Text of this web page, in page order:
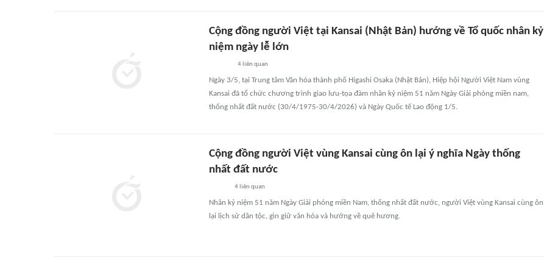
Cộng đồng người Việt tại Kansai (Nhật Bản) hướng về Tổ quốc nhân kỷ
niệm ngày lễ lớn
4 liên quan
Ngày 3/5, tại Trung tâm Văn hóa thành phố Higashi Osaka (Nhật Bản), Hiệp hội Người Việt Nam vùng
Kansai đã tổ chức chương trình giao lưu-tọa đàm nhân kỷ niệm 51 năm Ngày Giải phóng miền nam,
thống nhất đất nước (30/4/1975-30/4/2026) và Ngày Quốc tế Lao động 1/5.
Cộng đồng người Việt vùng Kansai cùng ôn lại ý nghĩa Ngày thống
nhất đất nước
4 liên quan
Nhân kỷ niệm 51 năm Ngày Giải phóng miền Nam, thống nhất đất nước, người Việt vùng Kansai cùng ôn
lại lịch sử dân tộc, gìn giữ văn hóa và hướng về quê hương.